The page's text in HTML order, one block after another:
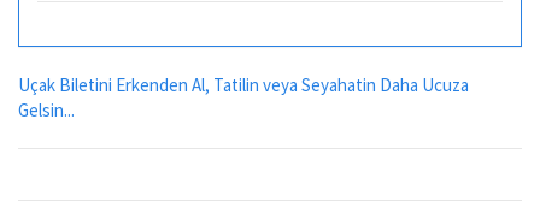
Uçak Biletini Erkenden Al, Tatilin veya Seyahatin Daha Ucuza
Gelsin...